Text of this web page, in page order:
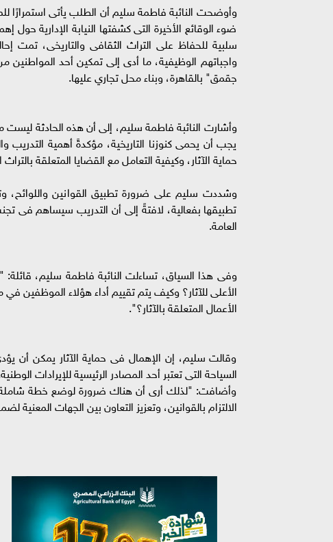
وأوضحت النائبة فاطمة سليم أن الطلب يأتى
ضوء الوقائع الأخيرة التى كشفتها النيابة الإدارية
سلبية للحفاظ على التراث الثقافى والتاريخى، تمت
واجباتهم الوظيفية، ما أدى إلى تمكين أحد
جقمق" بالقاهرة، وبناء محل تجاري عليها.
وأشارت النائبة فاطمة سليم، إلى أن هذه الحادثة
يجب أن يحمى كنوزنا التاريخية، مؤكدةً أهمية
حماية الآثار، وكيفية التعامل مع القضايا المتعلقة
وشددت سليم على ضرورة تطبيق القوانين واللوائح،
تطبيقها بفعالية، لافتةً إلى أن التدريب سيساهم فى
العامة.
وفى هذا السياق، تساءلت النائبة فاطمة سليم، قائلة:
الأعلى للآثار؟ وكيف يتم تقييم أداء هؤلاء الموظفين
الأعمال المتعلقة بالآثار؟".
وقالت سليم، إن الإهمال فى حماية الآثار يمكن أن
السياحة التى تعتبر أحد المصادر الرئيسية للإيرادات
وأضافت: "لذلك أرى أن هناك ضرورة لوضع خطة شاملة
الالتزام بالقوانين، وتعزيز التعاون بين الجهات المعنية